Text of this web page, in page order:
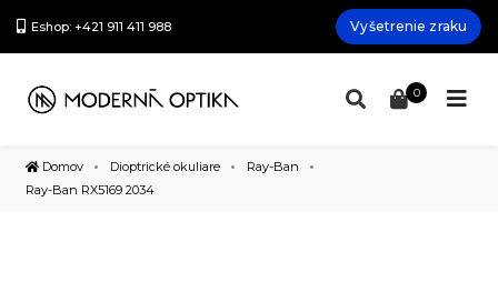
Eshop: +421 911 411 988 Vyšetrenie zraku
0
Domov Dioptrické okuliare
Ray-Ban
Ray-Ban RX5169 2034